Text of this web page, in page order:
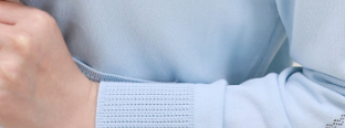
請詳閱以下連結：
份有限公司提供之「AFTEE先享後付」服務完成之交
範圍內提供個人資料，並將交易相關給付款項請求債
有限公司。
事宜，請瀏覽以下網址：
含以上)免運費
含以上)免運費